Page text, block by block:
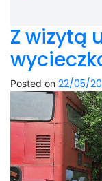
Z wizytą
Posted on 22/05/